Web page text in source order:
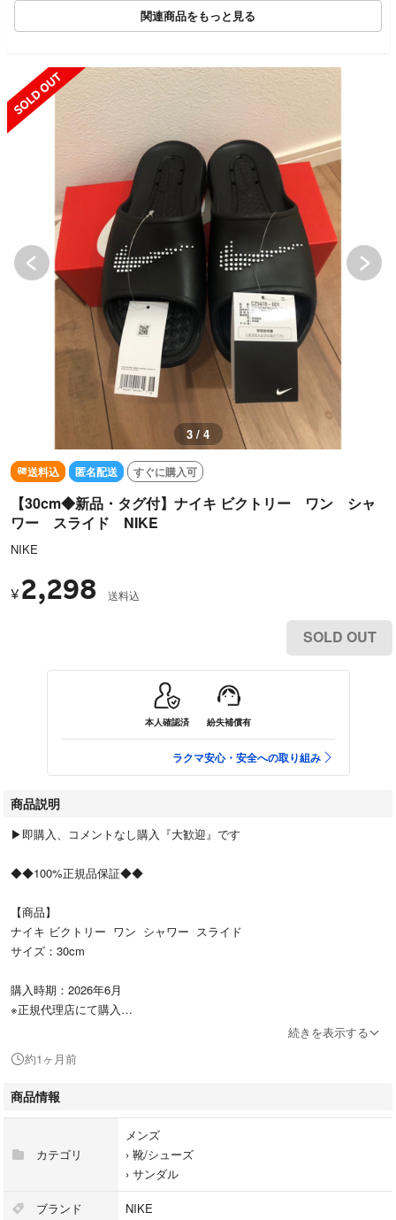
関連商品をもっと見る
SOLD OUT
3 / 4
送料込 匿名配送 すぐに購入可
【30cm◆新品・タグ付】ナイキ ビクトリー ワン シャ
ワー スライド NIKE
NIKE
¥ 2,298 送料込
SOLD OUT
本人確認済 紛失補償有
ラクマ安心・安全への取り組み
商品説明
▶︎即購入、コメントなし購入『大歓迎』です
◆◆100%正規品保証◆◆
【商品】
ナイキ ビクトリー ワン シャワー スライド
サイズ：30cm
購入時期：2026年6月
※正規代理店にて購入
匿名配送
送料込
続きを表示する
約1ヶ月前
商品情報
カテゴリ
メンズ
› 靴/シューズ
› サンダル
ブランド NIKE